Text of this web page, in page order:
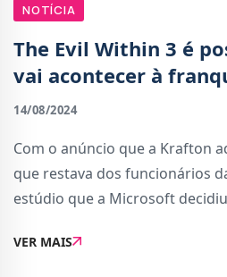
NOTÍCIA
The Evil Within 3 é
vai acontecer à
14/08/2024
Com o anúncio que a Krafton
que restava dos funcionários
estúdio que a Microsoft
que aconteceu às outras
VER MAIS